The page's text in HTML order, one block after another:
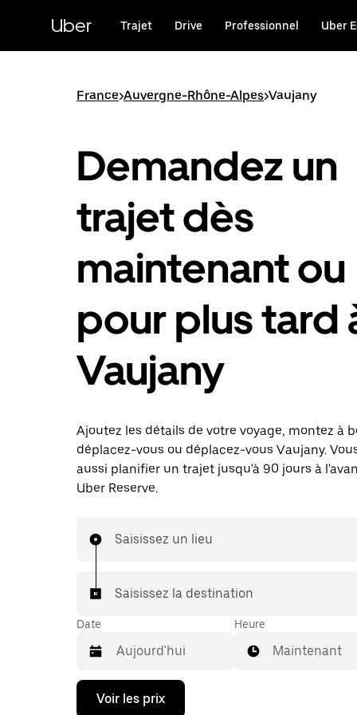
principal
Uber Trajet Drive Professionnel Uber
France>Auvergne-Rhône-Alpes>Vaujany
Demandez un
trajet dès
maintenant ou
pour plus tard
Vaujany
Ajoutez les détails de votre voyage, montez à
déplacez-vous ou déplacez-vous Vaujany.
aussi planifier un trajet jusqu'à 90 jours à
Uber Reserve.
Saisissez un lieu
Saisissez la destination
Date
Appuyez
Heure
Maintenant
Voir les prix